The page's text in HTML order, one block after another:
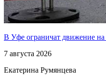
В Уфе ограничат движение на
7 августа 2026
Екатерина Румянцева